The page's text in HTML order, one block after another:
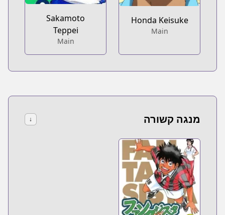
Honda Keisuke
Main
Sakamoto
Teppei
Main
מנגה קשורה ↓